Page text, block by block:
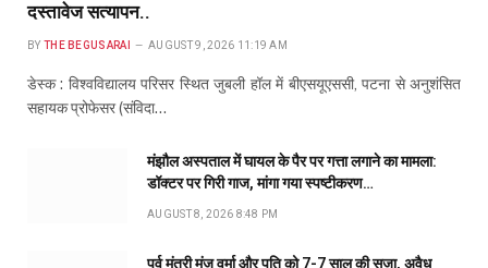
दस्तावेज सत्यापन..
BY THE BEGUSARAI AUGUST 9, 2026 11:19 AM
डेस्क : विश्वविद्यालय परिसर स्थित जुबली हॉल में बीएसयूएससी, पटना से अनुशंसित
सहायक प्रोफेसर (संविदा…
मंझौल अस्पताल में घायल के पैर पर गत्ता लगाने का मामला:
डॉक्टर पर गिरी गाज, मांगा गया स्पष्टीकरण…
AUGUST 8, 2026 8:48 PM
पूर्व मंत्री मंजू वर्मा और पति को 7-7 साल की सजा, अवैध